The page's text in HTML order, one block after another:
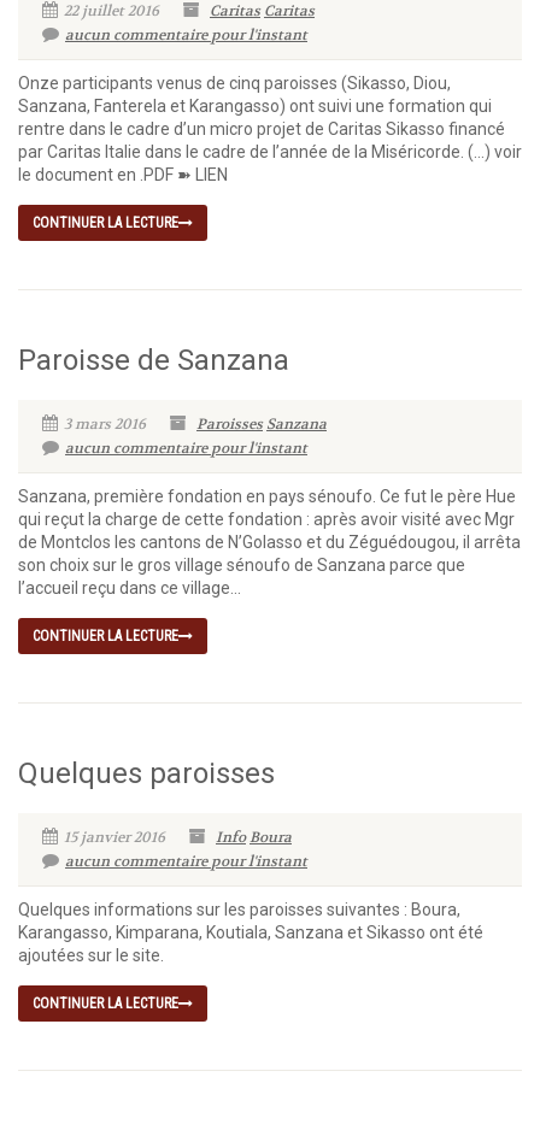
22 juillet 2016 Caritas Caritas
aucun commentaire pour l'instant
Onze participants venus de cinq paroisses (Sikasso, Diou,
Sanzana, Fanterela et Karangasso) ont suivi une formation qui
rentre dans le cadre d’un micro projet de Caritas Sikasso financé
par Caritas Italie dans le cadre de l’année de la Miséricorde. (…) voir
le document en .PDF ➽ LIEN
CONTINUER LA LECTURE
Paroisse de Sanzana
3 mars 2016 Paroisses Sanzana
aucun commentaire pour l'instant
Sanzana, première fondation en pays sénoufo. Ce fut le père Hue
qui reçut la charge de cette fondation : après avoir visité avec Mgr
de Montclos les cantons de N’Golasso et du Zéguédougou, il arrêta
son choix sur le gros village sénoufo de Sanzana parce que
l’accueil reçu dans ce village...
CONTINUER LA LECTURE
Quelques paroisses
15 janvier 2016 InfoBoura
aucun commentaire pour l'instant
Quelques informations sur les paroisses suivantes : Boura,
Karangasso, Kimparana, Koutiala, Sanzana et Sikasso ont été
ajoutées sur le site.
CONTINUER LA LECTURE